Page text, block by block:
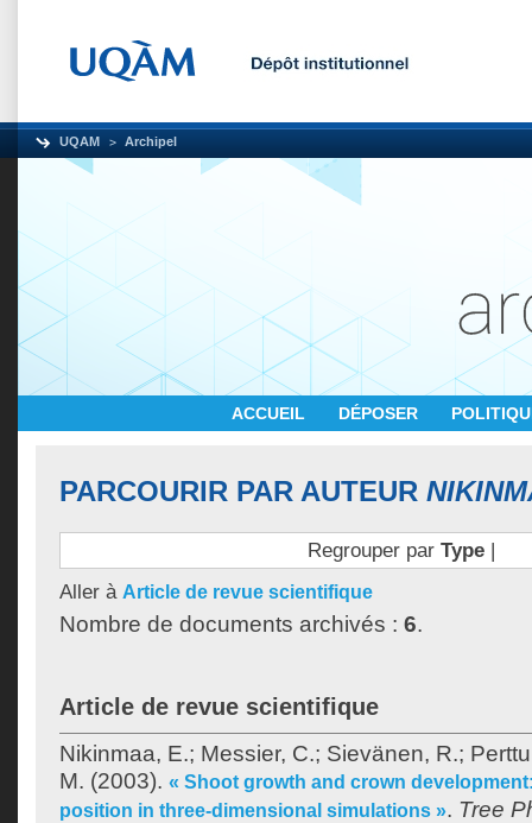
UQAM Archipel
ACCUEIL DÉPOSER
PARCOURIR PAR AUTEUR
Regrouper par Type|
Aller à Article de revue scientifique
Nombre de documents archivés : 6.
Article de revue scientifique
Nikinmaa, E.; Messier, C.; Sievänen, R.;
M. (2003). « Shoot growth and crown
position in three-dimensional simulations ». Tree